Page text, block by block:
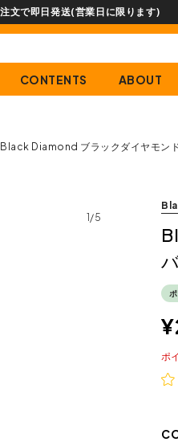
CONTENTS ABOUT
Black Diamond ブラックダイヤモン
1/5
¥
ポ